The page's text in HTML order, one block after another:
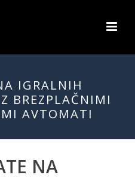
IGRALNIH
BREZPLAČNIMI
AVTOMATI
NA